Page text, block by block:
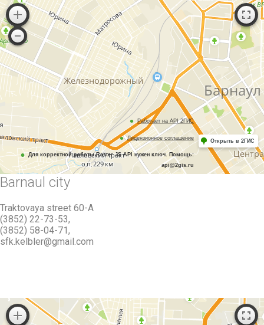
Работает на API 2ГИС
Лицензионное соглашение
Для корректной работы Raster JS API нужен ключ. Помощь:
api@2gis.ru
Открыть в 2ГИС
Barnaul city
Traktovaya street 60-А
(3852) 22-73-53,
(3852) 58-04-71,
sfk.kelbler@gmail.com